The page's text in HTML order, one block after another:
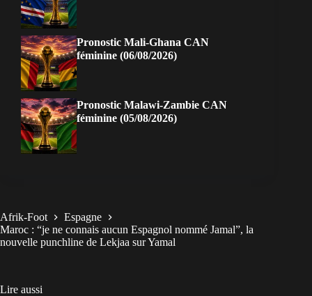
Pronostic Mali-Ghana CAN
féminine (06/08/2026)
Pronostic Malawi-Zambie CAN
féminine (05/08/2026)
Afrik-Foot
Espagne
Maroc : “je ne connais aucun Espagnol nommé Jamal”, la
nouvelle punchline de Lekjaa sur Yamal
Lire aussi